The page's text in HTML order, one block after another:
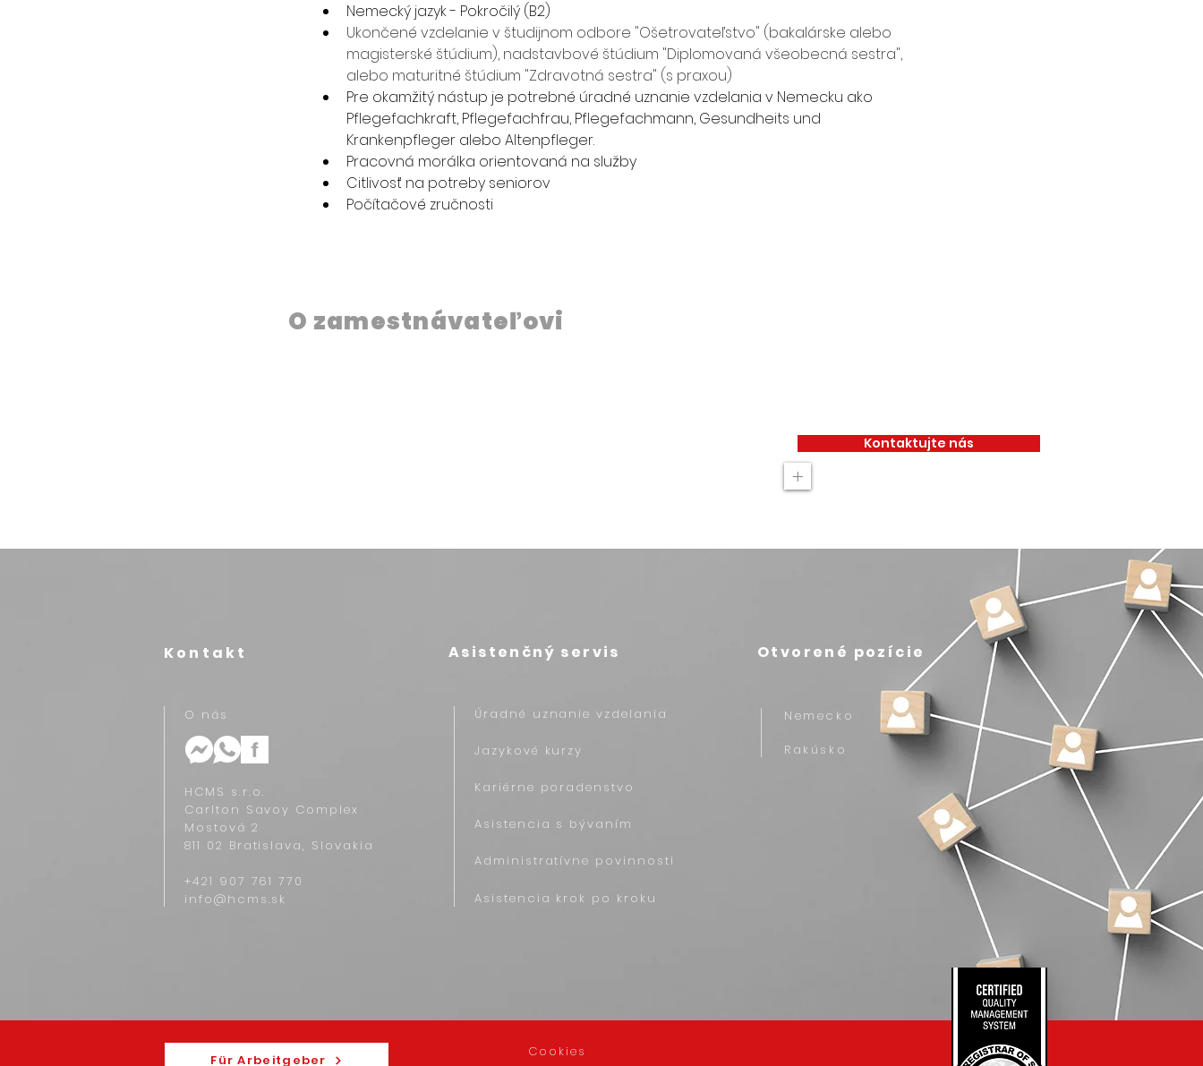
Nemecký jazyk - Pokročilý (B2)
Ukončené vzdelanie v študijnom odbore "Ošetrovateľstvo" (bakalárske alebo
magisterské štúdium), nadstavbové štúdium "Diplomovaná všeobecná sestra",
alebo maturitné štúdium "Zdravotná sestra" (s praxou)
Pre okamžitý nástup je potrebné úradné uznanie vzdelania v Nemecku ako
Pflegefachkraft, Pflegefachfrau, Pflegefachmann, Gesundheits und
Krankenpfleger alebo Altenpfleger.
Pracovná morálka orientovaná na služby
Citlivosť na potreby seniorov
Počítačové zručnosti
O zamestnávateľovi
Kontaktujte nás
+
Kontakt
O nás
HCMS s.r.o.
Carlton Savoy Complex
Mostová 2
811 02 Bratislava, Slovakia
+421 907 761 770‬
info@hcms.sk
Asistenčný servis
Úradné uznanie vzdelania
Jazykové kurzy
Kariérne poradenstvo
Asistencia s bývaním
Administratívne povinnosti
Asistencia krok po kroku
Otvorené pozície
Nemecko
Rakúsko
Für Arbeitgeber
Cookies